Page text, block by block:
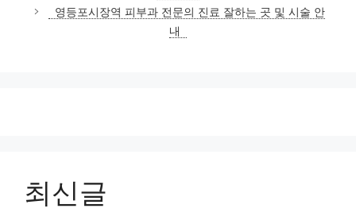
영등포시장역 피부과 전문의 진료 잘하는 곳 및 시술 안
내
최신글